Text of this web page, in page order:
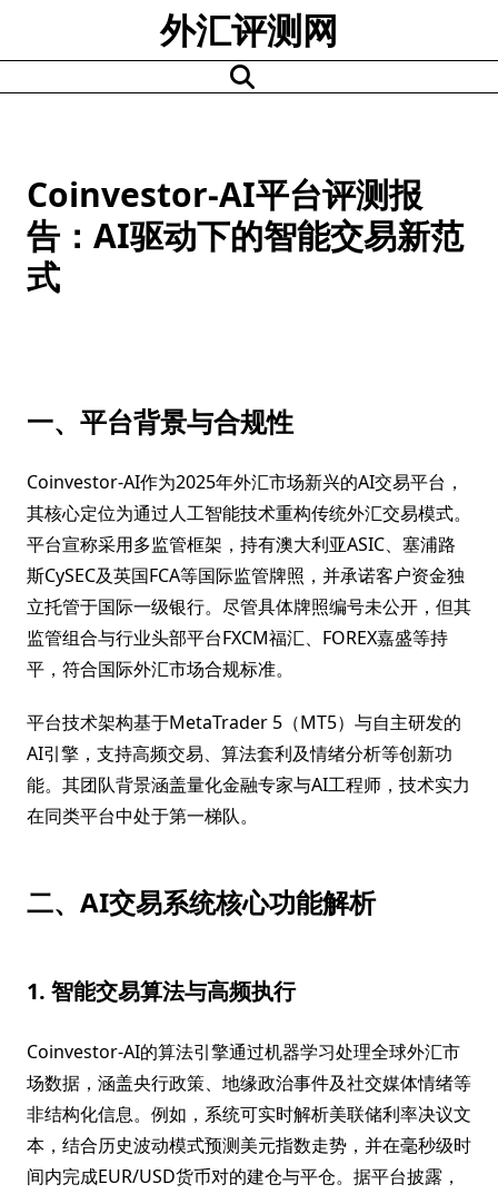
content
外汇评测网
Coinvestor-AI平台评测报
告：AI驱动下的智能交易新范
式
一、平台背景与合规性
Coinvestor-AI作为2025年外汇市场新兴的AI交易平台，
其核心定位为通过人工智能技术重构传统外汇交易模式。
平台宣称采用多监管框架，持有澳大利亚ASIC、塞浦路
斯CySEC及英国FCA等国际监管牌照，并承诺客户资金独
立托管于国际一级银行。尽管具体牌照编号未公开，但其
监管组合与行业头部平台FXCM福汇、FOREX嘉盛等持
平，符合国际外汇市场合规标准。
平台技术架构基于MetaTrader 5（MT5）与自主研发的
AI引擎，支持高频交易、算法套利及情绪分析等创新功
能。其团队背景涵盖量化金融专家与AI工程师，技术实力
在同类平台中处于第一梯队。
二、AI交易系统核心功能解析
1. 智能交易算法与高频执行
Coinvestor-AI的算法引擎通过机器学习处理全球外汇市
场数据，涵盖央行政策、地缘政治事件及社交媒体情绪等
非结构化信息。例如，系统可实时解析美联储利率决议文
本，结合历史波动模式预测美元指数走势，并在毫秒级时
间内完成EUR/USD货币对的建仓与平仓。据平台披露，